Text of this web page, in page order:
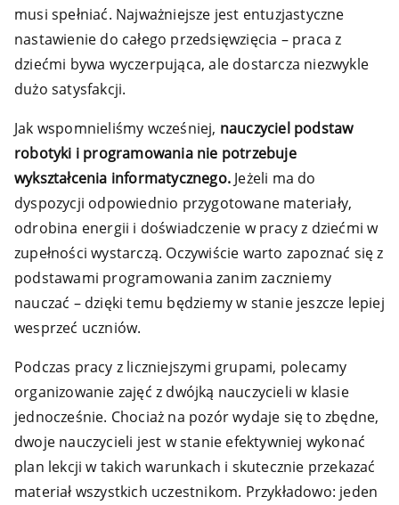
musi spełniać. Najważniejsze jest entuzjastyczne
nastawienie do całego przedsięwzięcia – praca z
dziećmi bywa wyczerpująca, ale dostarcza niezwykle
dużo satysfakcji.
Jak wspomnieliśmy wcześniej, nauczyciel podstaw
robotyki i programowania nie potrzebuje
wykształcenia informatycznego. Jeżeli ma do
dyspozycji odpowiednio przygotowane materiały,
odrobina energii i doświadczenie w pracy z dziećmi w
zupełności wystarczą. Oczywiście warto zapoznać się z
podstawami programowania zanim zaczniemy
nauczać – dzięki temu będziemy w stanie jeszcze lepiej
wesprzeć uczniów.
Podczas pracy z liczniejszymi grupami, polecamy
organizowanie zajęć z dwójką nauczycieli w klasie
jednocześnie. Chociaż na pozór wydaje się to zbędne,
dwoje nauczycieli jest w stanie efektywniej wykonać
plan lekcji w takich warunkach i skutecznie przekazać
materiał wszystkich uczestnikom. Przykładowo: jeden